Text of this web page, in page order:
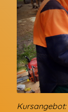
Kursangebot: